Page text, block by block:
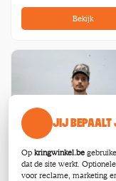
Bekijk
JIJ BEPAALT
Op kringwinkel.be
dat de site werkt.
voor reclame, marketing